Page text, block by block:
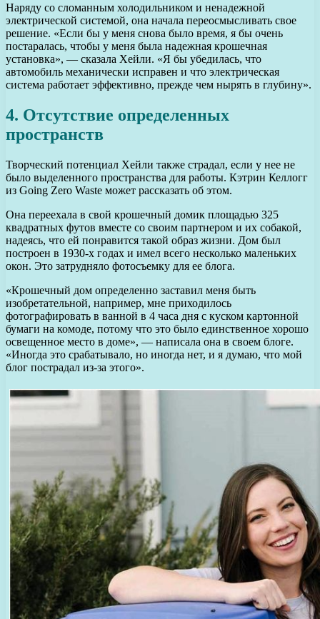
Наряду со сломанным холодильником и ненадежной
электрической системой, она начала переосмысливать свое
решение. «Если бы у меня снова было время, я бы очень
постаралась, чтобы у меня была надежная крошечная
установка», — сказала Хейли. «Я бы убедилась, что
автомобиль механически исправен и что электрическая
система работает эффективно, прежде чем нырять в глубину».
4. Отсутствие определенных
пространств
Творческий потенциал Хейли также страдал, если у нее не
было выделенного пространства для работы. Кэтрин Келлогг
из Going Zero Waste может рассказать об этом.
Она переехала в свой крошечный домик площадью 325
квадратных футов вместе со своим партнером и их собакой,
надеясь, что ей понравится такой образ жизни. Дом был
построен в 1930-х годах и имел всего несколько маленьких
окон. Это затрудняло фотосъемку для ее блога.
«Крошечный дом определенно заставил меня быть
изобретательной, например, мне приходилось
фотографировать в ванной в 4 часа дня с куском картонной
бумаги на комоде, потому что это было единственное хорошо
освещенное место в доме», — написала она в своем блоге.
«Иногда это срабатывало, но иногда нет, и я думаю, что мой
блог пострадал из-за этого».